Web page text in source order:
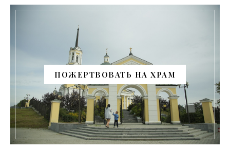
ПОЖЕРТВОВАТЬ НА ХРАМ